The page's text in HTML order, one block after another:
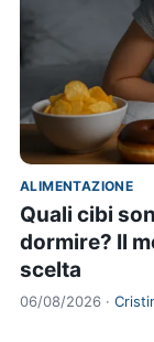
ALIMENTAZIONE
Quali cibi
dormire? Il
scelta
06/08/2026 ·